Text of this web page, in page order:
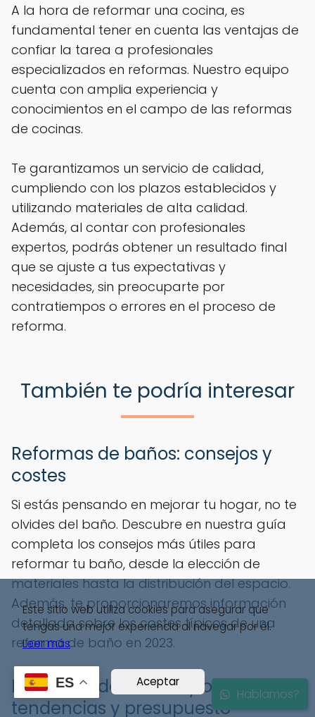
A la hora de reformar una cocina, es
fundamental tener en cuenta las ventajas de
confiar la tarea a profesionales
especializados en reformas. Nuestro equipo
cuenta con amplia experiencia y
conocimientos en el campo de las reformas
de cocinas.
Te garantizamos un servicio de calidad,
cumpliendo con los plazos establecidos y
utilizando materiales de alta calidad.
Además, al contar con profesionales
expertos, podrás obtener un resultado final
que se ajuste a tus expectativas y
necesidades, sin preocuparte por
contratiempos o errores en el proceso de
reforma.
También te podría interesar
Reformas de baños: consejos y
costes
Si estás pensando en mejorar tu hogar, no te
olvides del baño. Descubre en nuestra guía
completa los consejos más útiles para
reformar tu baño, desde la elección de
materiales hasta la distribución del espacio.
Además, te proporcionaremos información
detallada sobre los costes típicos de una
reforma de baño en 2023.
Reformas de locales y oficinas:
tendencias y presupuesto
Hablamos?
Este sitio web utiliza cookies para asegurar que
tengas una mejor experiencia al navegar por él.
Leer más
Aceptar
ES